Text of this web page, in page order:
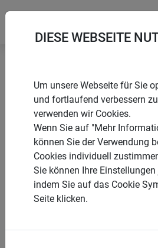
Startseite
Beet- und
Beeteinfassung Typ 13 PVC-
PRODUKTE
13 PVC-
DIESE WEBSEITE
Um unsere Webseite für Sie
und fortlaufend verbessern
verwenden wir Cookies.
Wenn Sie auf "Mehr
können Sie der Verwendung
Cookies individuell
Sie können Ihre
indem Sie auf das Cookie
Seite klicken.